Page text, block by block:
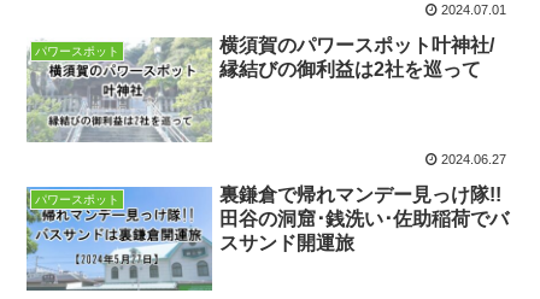
2024.07.01
パワースポット
横須賀のパワースポット叶神社/
縁結びの御利益は2社を巡って
2024.06.27
パワースポット
裏鎌倉で帰れマンデー見っけ隊!!
田谷の洞窟･銭洗い･佐助稲荷でバ
スサンド開運旅